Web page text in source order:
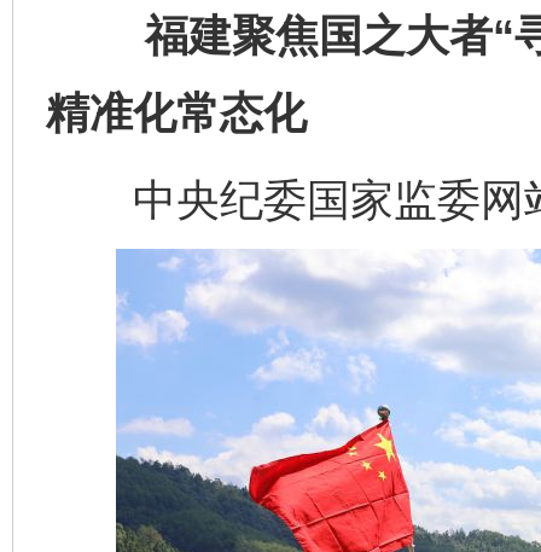
福建聚焦国之大者“寻
精准化常态化
中央纪委国家监委网